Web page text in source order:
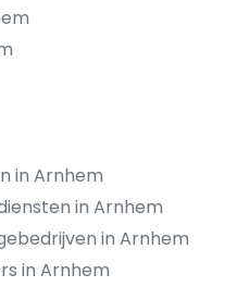
in Arnhem
in Arnhem
in Arnhem
in Arnhem